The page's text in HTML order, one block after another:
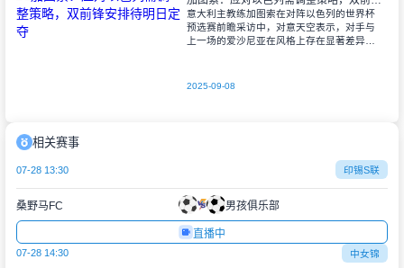
意大利主教练加图索在对阵以色列的世界杯
预选赛前瞻采访中，对意天空表示，对手与
上一场的爱沙尼亚在风格上存在显著差异。
出色的
2025-09-08
相关赛事
07-28 13:30 印锡S联
桑野马FC 男孩俱乐部
直播中
07-28 14:30 中女锦